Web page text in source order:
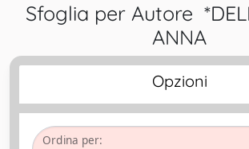
Sfoglia per Autore
ANNA
Opzioni
Ordina per: